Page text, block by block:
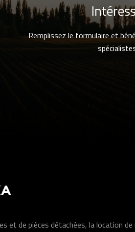
Remplissez le formulaire et
et de pièces détachées, la location